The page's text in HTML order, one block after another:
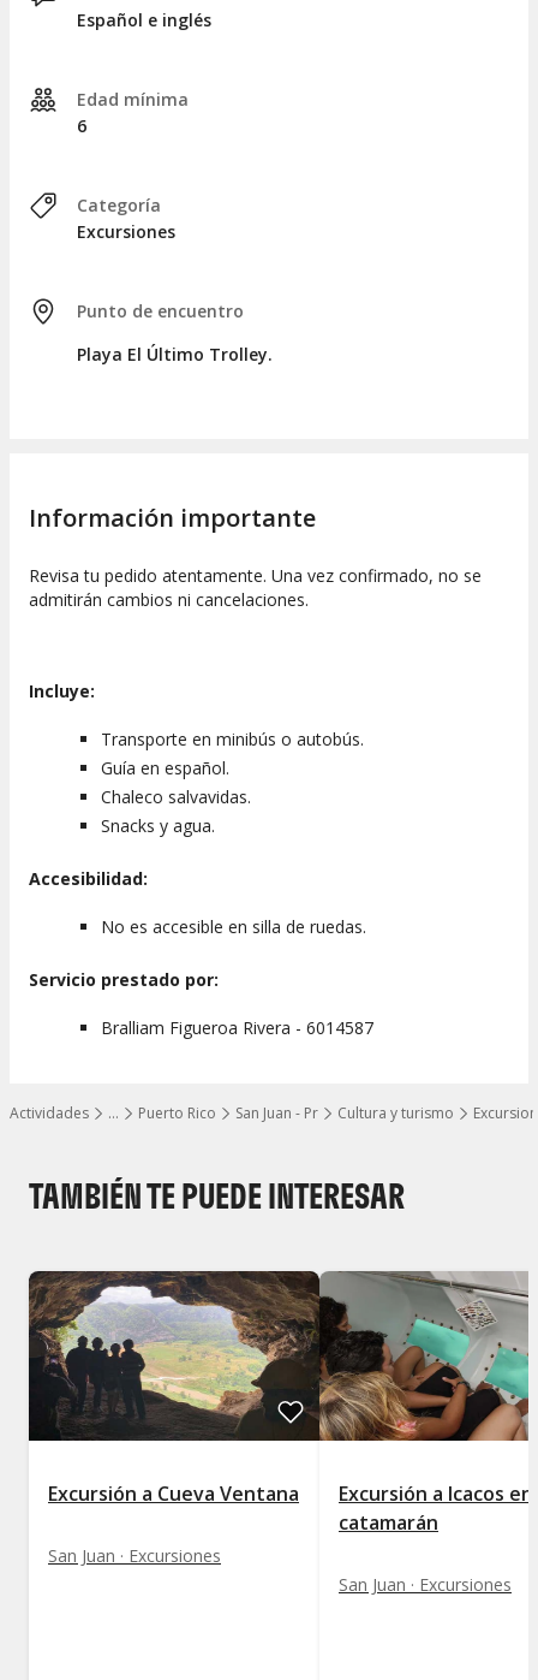
…
Mostrar todos los niveles
Actividades Puerto Rico San Juan - Pr Cultura y turismo
emprenderemos el camino de regreso al punto de encuentro
en San Juan, donde nos despediremos al concluir un
Español e inglés
Edad mínima
6
Categoría
Excursiones
Punto de encuentro
Playa El Último Trolley.
Información importante
Revisa tu pedido atentamente. Una vez confirmado, no se
admitirán cambios ni cancelaciones.
Incluye:
Transporte en minibús o autobús.
Guía en español.
Chaleco salvavidas.
Snacks y agua.
Accesibilidad:
No es accesible en silla de ruedas.
Servicio prestado por:
Bralliam Figueroa Rivera - 6014587
TAMBIÉN TE PUEDE INTERESAR
Excursión a Cueva Ventana
San Juan · Excursiones
Excursión a Icacos en
catamarán
San Juan · Excursiones